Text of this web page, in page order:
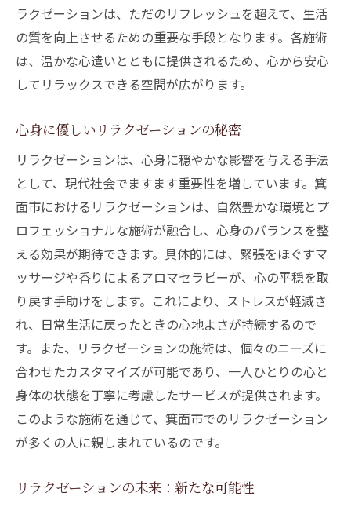
ラクゼーションは、ただのリフレッシュを超えて、生活
の質を向上させるための重要な手段となります。各施術
は、温かな心遣いとともに提供されるため、心から安心
してリラックスできる空間が広がります。
心身に優しいリラクゼーションの秘密
リラクゼーションは、心身に穏やかな影響を与える手法
として、現代社会でますます重要性を増しています。箕
面市におけるリラクゼーションは、自然豊かな環境とプ
ロフェッショナルな施術が融合し、心身のバランスを整
える効果が期待できます。具体的には、緊張をほぐすマ
ッサージや香りによるアロマセラピーが、心の平穏を取
り戻す手助けをします。これにより、ストレスが軽減さ
れ、日常生活に戻ったときの心地よさが持続するので
す。また、リラクゼーションの施術は、個々のニーズに
合わせたカスタマイズが可能であり、一人ひとりの心と
身体の状態を丁寧に考慮したサービスが提供されます。
このような施術を通じて、箕面市でのリラクゼーション
が多くの人に親しまれているのです。
リラクゼーションの未来：新たな可能性